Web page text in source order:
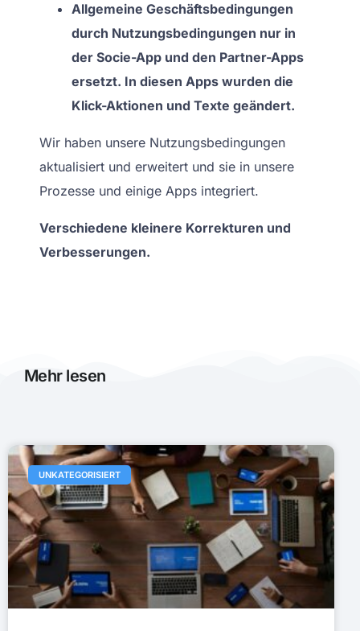
Allgemeine Geschäftsbedingungen
durch Nutzungsbedingungen nur in
der Socie-App und den Partner-Apps
ersetzt. In diesen Apps wurden die
Klick-Aktionen und Texte geändert.
Wir haben unsere Nutzungsbedingungen
aktualisiert und erweitert und sie in unsere
Prozesse und einige Apps integriert.
Verschiedene kleinere Korrekturen und
Verbesserungen.
Mehr lesen
UNKATEGORISIERT